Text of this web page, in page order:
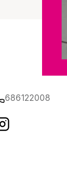
686122008